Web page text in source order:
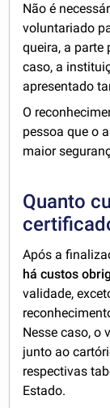
Não é
voluntariado
queira, a parte
caso, a
apresentado
O
pessoa que o
maior
Quanto
Após a
há custos
validade,
Nesse caso, o
junto ao
respectivas
Estado.